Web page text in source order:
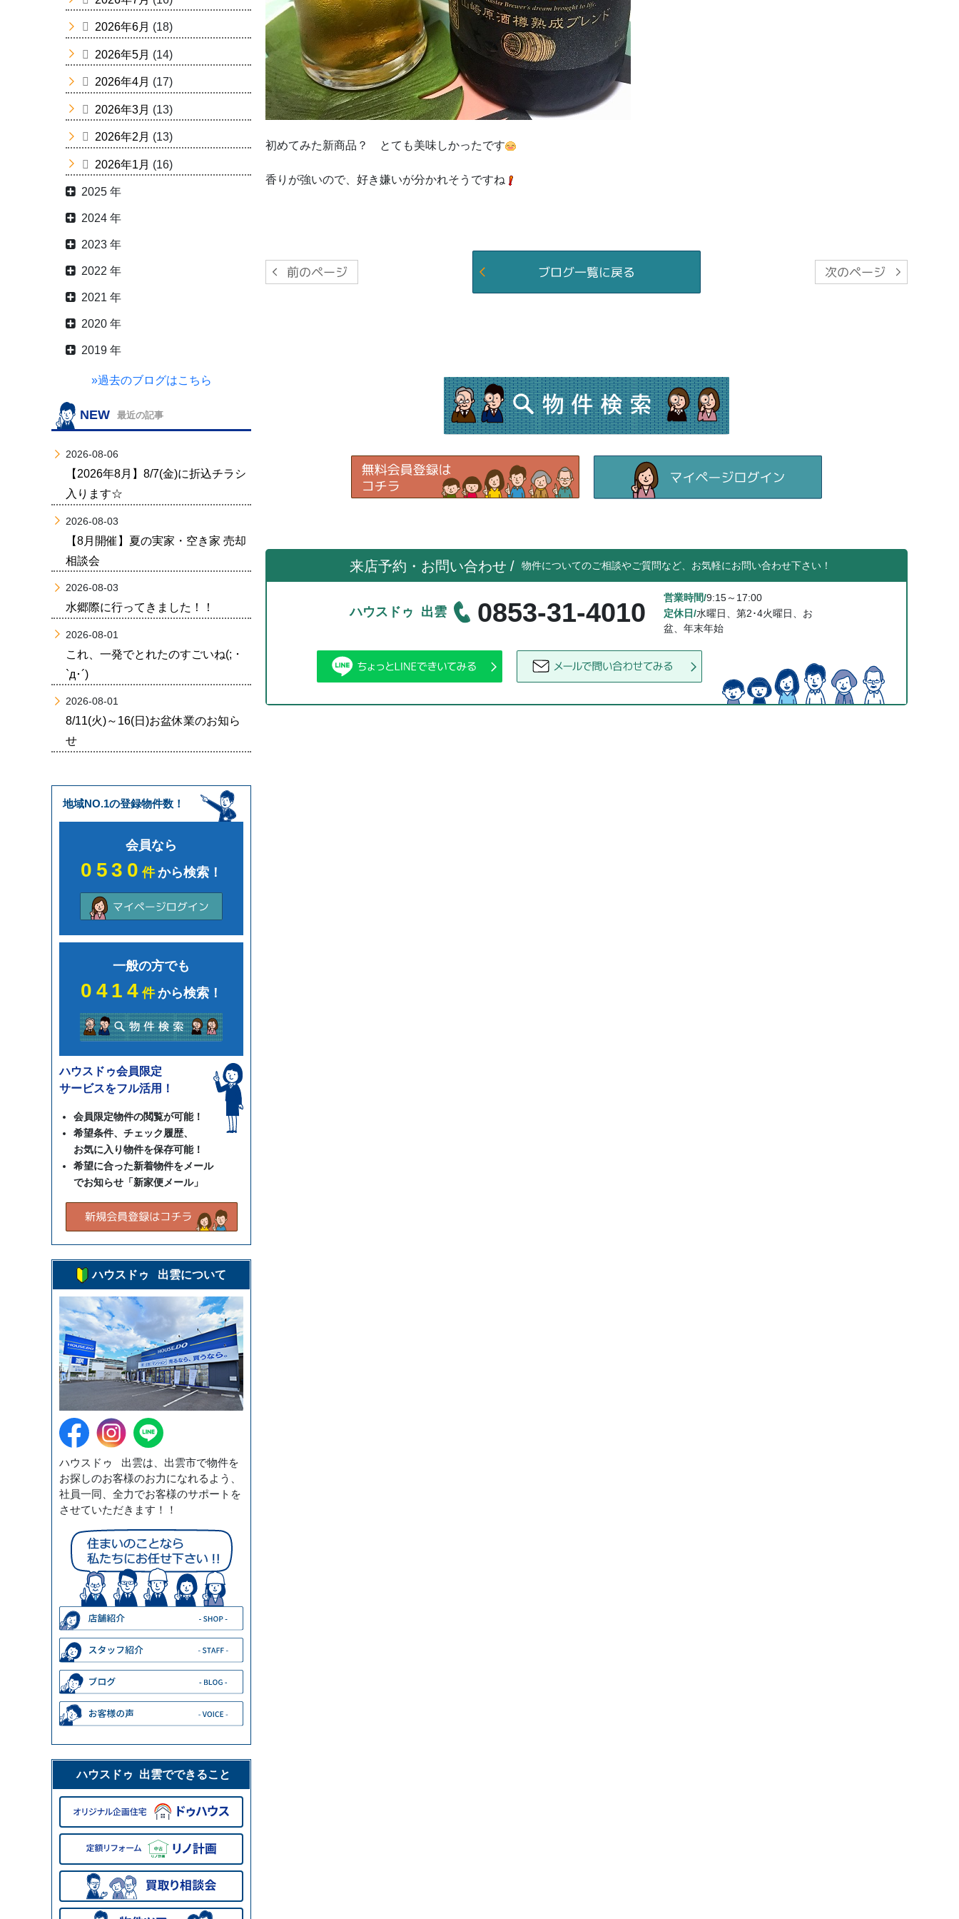
初めてみた新商品？ とても美味しかったです
香りが強いので、好き嫌いが分かれそうですね
来店予約・お問い合わせ / 物件についてのご相談やご質問など、お気軽にお問い合わせ下さい！
ハウスドゥ 出雲 0853-31-4010 営業時間/9:15～17:00
定休日/水曜日、第2･4火曜日、お
盆、年末年始
2026年6月 (18)
2026年5月 (14)
2026年4月 (17)
2026年3月 (13)
2026年2月 (13)
2026年1月 (16)
2025 年
2024 年
2023 年
2022 年
2021 年
2020 年
2019 年
»過去のブログはこちら
NEW 最近の記事
2026-08-06
【2026年8月】8/7(金)に折込チラシ
入ります☆
2026-08-03
【8月開催】夏の実家・空き家 売却
相談会
2026-08-03
水郷際に行ってきました！！
2026-08-01
これ、一発でとれたのすごいね(; ･
`д･´)
2026-08-01
8/11(火)～16(日)お盆休業のお知ら
せ
地域NO.1の登録物件数！
会員なら
0530件から検索！
一般の方でも
0414件から検索！
ハウスドゥ会員限定
サービスをフル活用！
会員限定物件の閲覧が可能！
希望条件、チェック履歴、
お気に入り物件を保存可能！
希望に合った新着物件をメール
でお知らせ「新家便メール」
ハウスドゥ 出雲について
ハウスドゥ 出雲は、出雲市で物件を
お探しのお客様のお力になれるよう、
社員一同、全力でお客様のサポートを
させていただきます！！
ハウスドゥ 出雲でできること